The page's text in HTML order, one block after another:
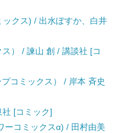
クス) / 出水ぽすか、白井
） / 諫山 創 / 講談社 [コ
コミックス） / 岸本 斉史
[コミック]
ーコミックスα) / 田村由美